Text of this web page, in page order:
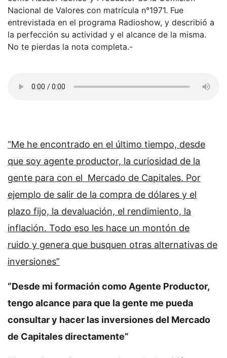
Nacional de Valores con matrícula n°1971. Fue
entrevistada en el programa Radioshow, y describió a
la perfección su actividad y el alcance de la misma.
No te pierdas la nota completa.-
“Me he encontrado en el último tiempo, desde
que soy agente productor, la curiosidad de la
gente para con el Mercado de Capitales. Por
ejemplo de salir de la compra de dólares y el
plazo fijo, la devaluación, el rendimiento, la
inflación. Todo eso les hace un montón de
ruido y genera que busquen otras alternativas de
inversiones”
“Desde mi formación como Agente Productor,
tengo alcance para que la gente me pueda
consultar y hacer las inversiones del Mercado
de Capitales directamente”